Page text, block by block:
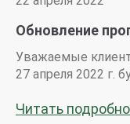
Обновление
терминалов
Уважаемые
27 апреля 2022 г.
Читать